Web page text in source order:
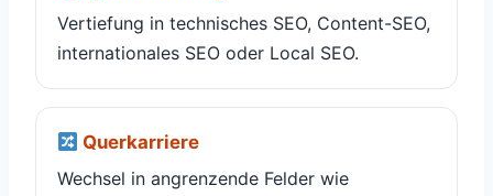
Vertiefung in technisches SEO, Content-SEO,
internationales SEO oder Local SEO.
Querkarriere
Wechsel in angrenzende Felder wie